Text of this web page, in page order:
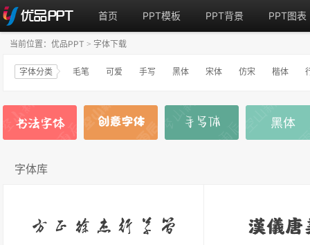
首页 PPT模板 PPT背景 PPT图表
当前位置： 优品PPT > 字体下载
字体分类 毛笔 可爱 手写 黑体 宋体 仿宋 楷体
字体库